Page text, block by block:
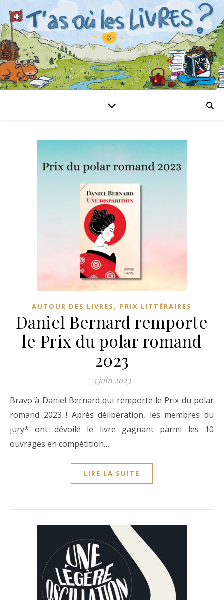
AUTOUR DES LIVRES , PRIX LITTÉRAIRES
Daniel Bernard remporte
le Prix du polar romand
2023
3 juin 2023
Bravo à Daniel Bernard qui remporte le Prix du polar
romand 2023 ! Après délibération, les membres du
jury* ont dévoilé le livre gagnant parmi les 10
ouvrages en compétition…
LIRE LA SUITE